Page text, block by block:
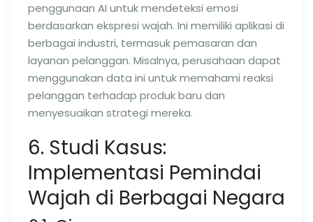
penggunaan AI untuk mendeteksi emosi
berdasarkan ekspresi wajah. Ini memiliki aplikasi di
berbagai industri, termasuk pemasaran dan
layanan pelanggan. Misalnya, perusahaan dapat
menggunakan data ini untuk memahami reaksi
pelanggan terhadap produk baru dan
menyesuaikan strategi mereka.
6. Studi Kasus:
Implementasi Pemindai
Wajah di Berbagai Negara